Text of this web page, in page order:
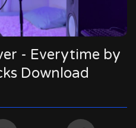
- Everytime by
Download